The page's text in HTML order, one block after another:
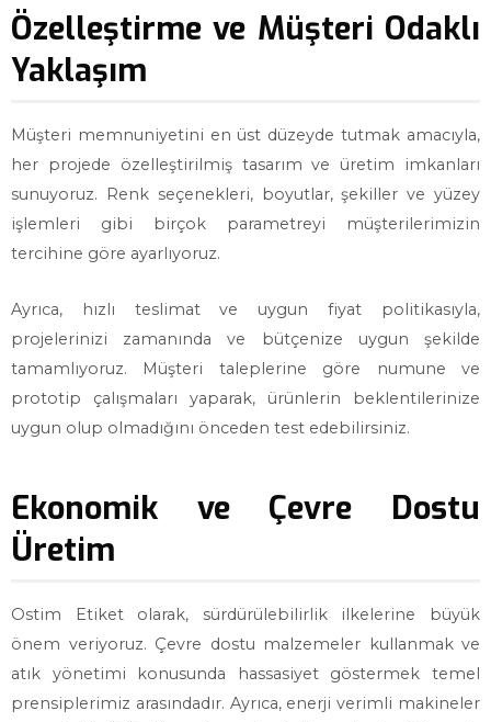
Özelleştirme ve Müşteri Odaklı
Yaklaşım
Müşteri memnuniyetini en üst düzeyde tutmak amacıyla,
her projede özelleştirilmiş tasarım ve üretim imkanları
sunuyoruz. Renk seçenekleri, boyutlar, şekiller ve yüzey
işlemleri gibi birçok parametreyi müşterilerimizin
tercihine göre ayarlıyoruz.
Ayrıca, hızlı teslimat ve uygun fiyat politikasıyla,
projelerinizi zamanında ve bütçenize uygun şekilde
tamamlıyoruz. Müşteri taleplerine göre numune ve
prototip çalışmaları yaparak, ürünlerin beklentilerinize
uygun olup olmadığını önceden test edebilirsiniz.
Ekonomik ve Çevre Dostu
Üretim
Ostim Etiket olarak, sürdürülebilirlik ilkelerine büyük
önem veriyoruz. Çevre dostu malzemeler kullanmak ve
atık yönetimi konusunda hassasiyet göstermek temel
prensiplerimiz arasındadır. Ayrıca, enerji verimli makineler